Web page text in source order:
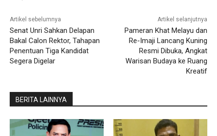
Artikel sebelumnya
Senat Unri Sahkan Delapan
Bakal Calon Rektor, Tahapan
Penentuan Tiga Kandidat
Segera Digelar
Artikel selanjutnya
Pameran Khat Melayu dan
Re-Imaji Lancang Kuning
Resmi Dibuka, Angkat
Warisan Budaya ke Ruang
Kreatif
BERITA LAINNYA